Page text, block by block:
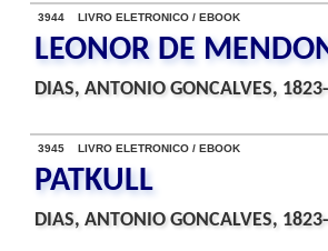
3944 LIVRO ELETRONICO / EBOOK
LEONOR DE
DIAS, ANTONIO GONCALVES,
3945 LIVRO ELETRONICO / EBOOK
PATKULL
DIAS, ANTONIO GONCALVES,